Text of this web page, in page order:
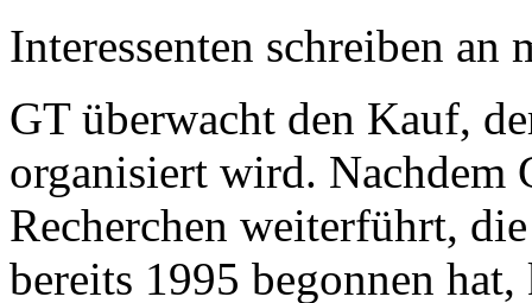
Interessenten schreiben
GT überwacht den Kauf,
organisiert wird. Nachdem
Recherchen weiterführt,
bereits 1995 begonnen